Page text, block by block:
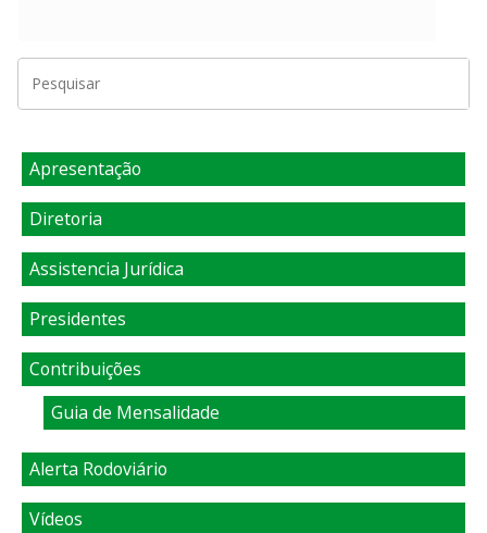
Apresentação
Diretoria
Assistencia Jurídica
Presidentes
Contribuições
Guia de Mensalidade
Alerta Rodoviário
Vídeos